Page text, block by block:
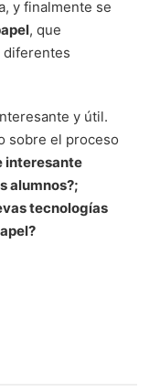
y finalmente se
, que
diferentes
y útil.
sobre el proceso
interesante
alumnos?;
tecnologías